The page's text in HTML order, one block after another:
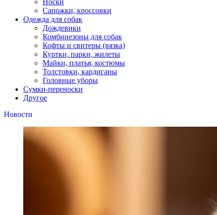
Носки
Сапожки, кроссовки
Одежда для собак
Дождевики
Комбинезоны для собак
Кофты и свитеры (вязка)
Куртки, парки, жилеты
Майки, платья, костюмы
Толстовки, кардиганы
Головные уборы
Сумки-переноски
Другое
Новости